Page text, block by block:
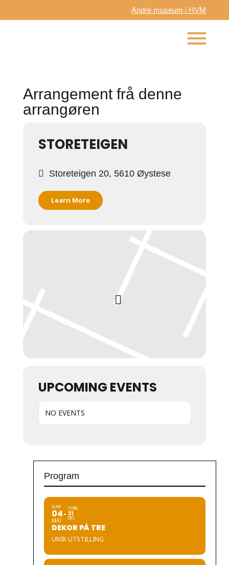
Andre museum i HVM
Arrangement frå denne
arrangøren
STORETEIGEN
Storeteigen 20, 5610 Øystese
Learn More
UPCOMING EVENTS
NO EVENTS
Program
SUN
04
MAI
TORS
31
DES
DEKOR PÅ TRE
UNIK UTSTILLING